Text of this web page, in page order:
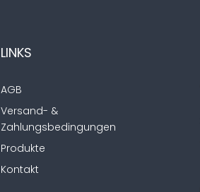
LINKS
AGB
Versand- &
Zahlungsbedingungen
Produkte
Kontakt